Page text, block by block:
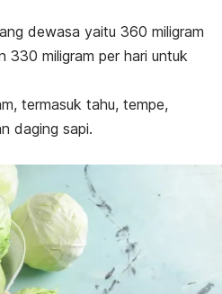
dewasa yaitu 360 miligram
330 miligram per hari untuk
termasuk tahu, tempe,
daging sapi.